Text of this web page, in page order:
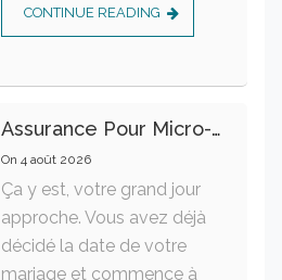
CONTINUE READING
Assurance Pour Micro-Entrepreneur : Les Garanties Essentielles À Connaître
On 4 août 2026
Ça y est, votre grand jour
approche. Vous avez déjà
décidé la date de votre
mariage et commence à